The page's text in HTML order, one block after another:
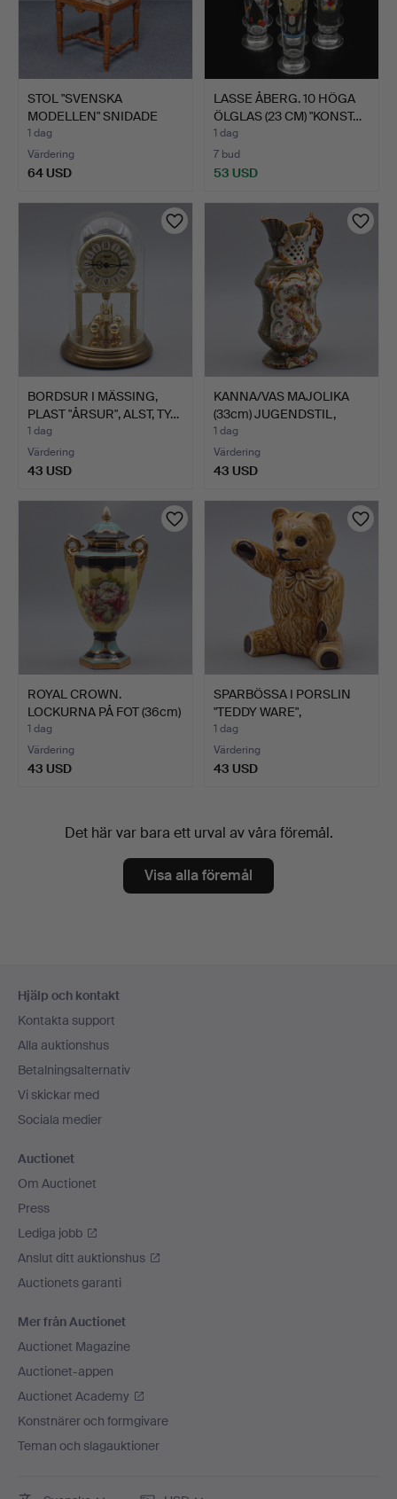
STOL "SVENSKA
MODELLEN" SNIDADE
DETALJER, …
1 dag
Värdering
64 USD
LASSE ÅBERG. 10 HÖGA
ÖLGLAS (23 CM) "KONST…
1 dag
7 bud
53 USD
BORDSUR I MÄSSING,
PLAST "ÅRSUR", ALST, TY…
1 dag
Värdering
43 USD
KANNA/VAS MAJOLIKA
(33cm) JUGENDSTIL,
TIDI…
1 dag
Värdering
43 USD
ROYAL CROWN.
LOCKURNA PÅ FOT (36cm)
PORSLI…
1 dag
Värdering
43 USD
SPARBÖSSA I PORSLIN
"TEDDY WARE",
LANCASTE…
1 dag
Värdering
43 USD
Det här var bara ett urval av våra föremål.
Visa alla föremål
Hjälp och kontakt
Kontakta support
Alla auktionshus
Betalningsalternativ
Vi skickar med
Sociala medier
Auctionet
Om Auctionet
Press
Lediga jobb
Anslut ditt auktionshus
Auctionets garanti
Mer från Auctionet
Auctionet Magazine
Auctionet-appen
Auctionet Academy
Konstnärer och formgivare
Teman och slagauktioner